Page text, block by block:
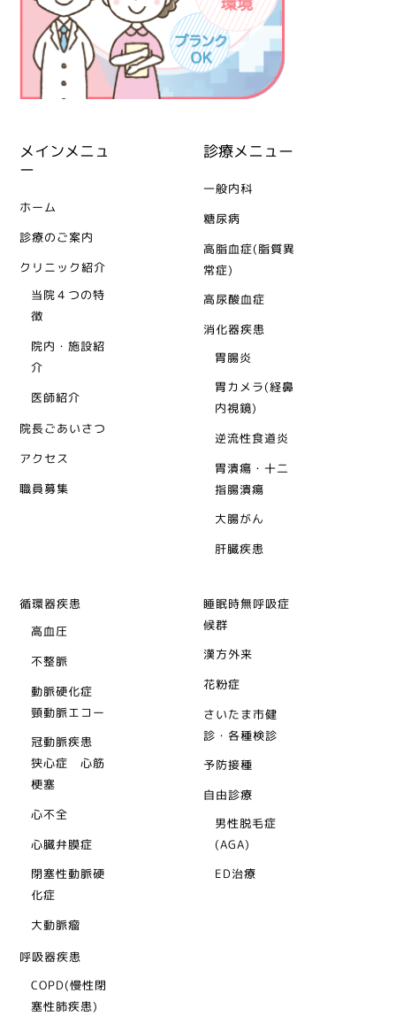
メインメニュ
ー
ホーム
診療のご案内
クリニック紹介
当院４つの特
徴
院内・施設紹
介
医師紹介
院長ごあいさつ
アクセス
職員募集
診療メニュー
一般内科
糖尿病
高脂血症(脂質異
常症)
高尿酸血症
消化器疾患
胃腸炎
胃カメラ(経鼻
内視鏡)
逆流性食道炎
胃潰瘍・十二
指腸潰瘍
大腸がん
肝臓疾患
循環器疾患
高血圧
不整脈
動脈硬化症
頸動脈エコー
冠動脈疾患
狭心症 心筋
梗塞
心不全
心臓弁膜症
閉塞性動脈硬
化症
大動脈瘤
呼吸器疾患
COPD(慢性閉
塞性肺疾患)
睡眠時無呼吸症
候群
漢方外来
花粉症
さいたま市健
診・各種検診
予防接種
自由診療
男性脱毛症
(AGA)
ED治療